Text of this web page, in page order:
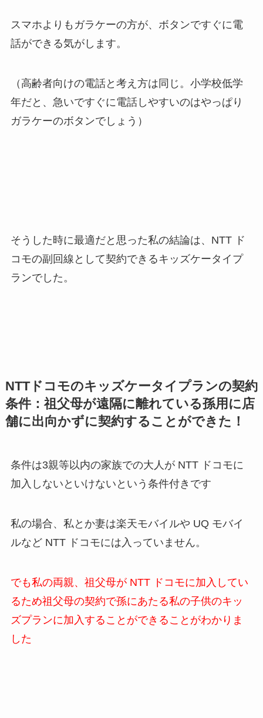
スマホよりもガラケーの方が、ボタンですぐに電
話ができる気がします。
（高齢者向けの電話と考え方は同じ。小学校低学
年だと、急いですぐに電話しやすいのはやっぱり
ガラケーのボタンでしょう）
そうした時に最適だと思った私の結論は、NTT ド
コモの副回線として契約できるキッズケータイプ
ランでした。
NTTドコモのキッズケータイプランの契約
条件：祖父母が遠隔に離れている孫用に店
舗に出向かずに契約することができた！
条件は3親等以内の家族での大人が NTT ドコモに
加入しないといけないという条件付きです
私の場合、私とか妻は楽天モバイルや UQ モバイ
ルなど NTT ドコモには入っていません。
でも私の両親、祖父母が NTT ドコモに加入してい
るため祖父母の契約で孫にあたる私の子供のキッ
ズプランに加入することができることがわかりま
した